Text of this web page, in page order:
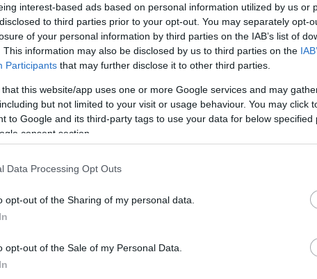
interest-based ads based on personal information utilized by us or
to third parties prior to your opt-out. You may separately opt-
of your personal information by third parties on the IAB’s list of
This information may also be disclosed by us to third parties on the
Participants that may further disclose it to other third parties.
that this website/app uses one or more Google services and may
but not limited to your visit or usage behaviour. You may click
to Google and its third-party tags to use your data for below specified
consent section.
Data Processing Opt Outs
opt-out of the Sharing of my personal data.
opt-out of the Sale of my Personal Data.
Por qué la OCDE exhorta a eliminar los
subsidios energéticos universales
La OCDE considera insostenibles los recortes fiscales
generalizados a los combustibles y recomienda limitar y
orientar el apoyo para evitar riesgos fiscales…
FINANCIACIÓN